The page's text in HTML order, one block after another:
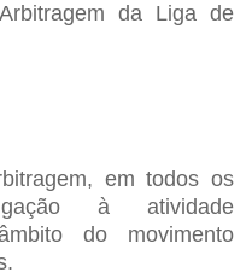
da Liga de
em todos os
à atividade
do movimento